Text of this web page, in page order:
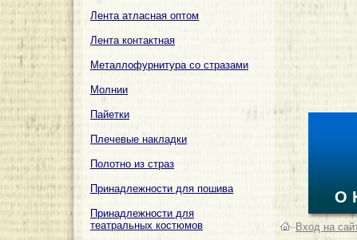
Лента атласная оптом
Лента контактная
Металлофурнитура со стразами
Молнии
Пайетки
Плечевые накладки
Полотно из страз
Принадлежности для пошива
Принадлежности для
театральных костюмов
О
–Вход на